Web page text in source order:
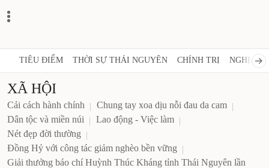
TIÊU ĐIỂM THỜI SỰ THÁI NGUYÊN CHÍNH TRỊ NGHỊ
XÃ HỘI
Cải cách hành chính
Chung tay xoa dịu nỗi đau da cam
Dân tộc và miền núi
Lao động - Việc làm
Nét đẹp đời thường
Đồng Hỷ với công tác giảm nghèo bền vững
Giải thưởng báo chí Huỳnh Thúc Kháng tỉnh Thái Nguyên lần